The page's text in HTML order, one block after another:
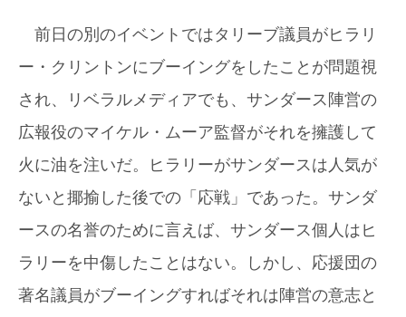
前日の別のイベントではタリーブ議員がヒラリ
ー・クリントンにブーイングをしたことが問題視
され、リベラルメディアでも、サンダース陣営の
広報役のマイケル・ムーア監督がそれを擁護して
火に油を注いだ。ヒラリーがサンダースは人気が
ないと揶揄した後での「応戦」であった。サンダ
ースの名誉のために言えば、サンダース個人はヒ
ラリーを中傷したことはない。しかし、応援団の
著名議員がブーイングすればそれは陣営の意志と